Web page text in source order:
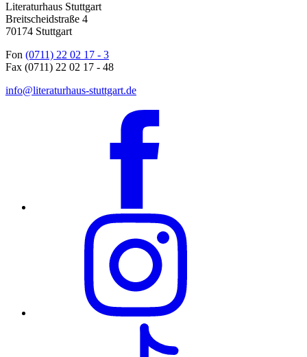
Literaturhaus Stuttgart
Breitscheidstraße 4
70174 Stuttgart
Fon (0711) 22 02 17 - 3
Fax (0711) 22 02 17 - 48
info@literaturhaus-stuttgart.de